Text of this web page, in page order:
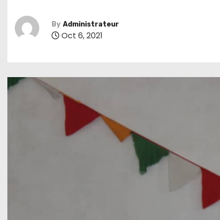
By Administrateur
Oct 6, 2021